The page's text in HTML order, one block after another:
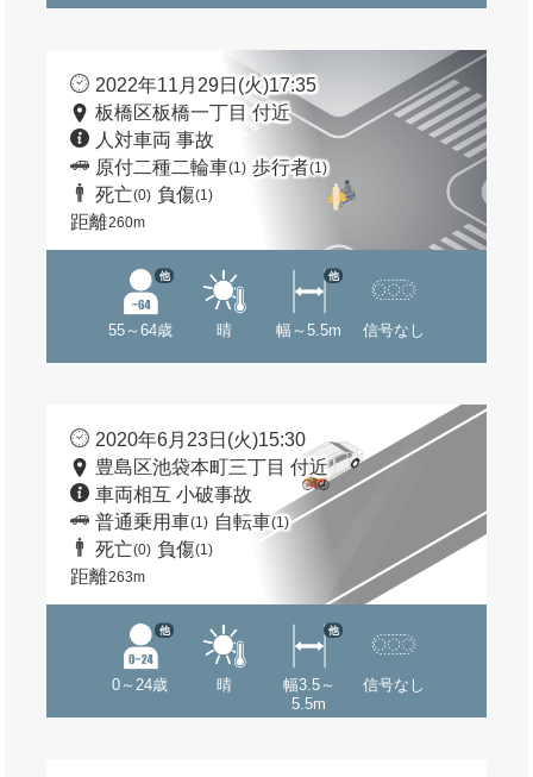
2022年11月29日(火)17:35
板橋区板橋一丁目 付近
人対車両 事故
原付二種二輪車(1) 歩行者(1)
死亡(0) 負傷(1)
距離260m
55～64歳
他
晴 幅～5.5m
他
信号なし
2020年6月23日(火)15:30
豊島区池袋本町三丁目 付近
車両相互 小破事故
普通乗用車(1) 自転車(1)
死亡(0) 負傷(1)
距離263m
0～24歳
他
晴
幅3.5～
5.5m
他
信号なし